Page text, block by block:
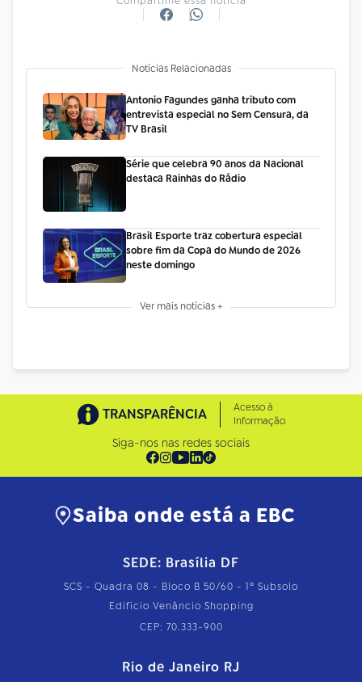
Notícias Relacionadas
Antonio Fagundes ganha tributo com
entrevista especial no Sem Censura, da
TV Brasil
Série que celebra 90 anos da Nacional
destaca Rainhas do Rádio
Brasil Esporte traz cobertura especial
sobre fim da Copa do Mundo de 2026
neste domingo
Ver mais notícias +
TRANSPARÊNCIA
Acesso à
Informação
Siga-nos nas redes sociais
Saiba onde está a EBC
SEDE: Brasília DF
SCS - Quadra 08 - Bloco B 50/60 - 1º Subsolo
Edifício Venâncio Shopping
CEP: 70.333-900
Rio de Janeiro RJ